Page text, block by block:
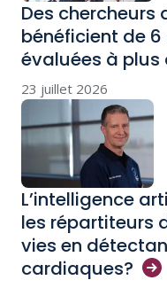
Des chercheurs
bénéficient de 6
évaluées à plus
23 juillet 2026
L’intelligence
les répartiteurs
vies en
cardiaques?